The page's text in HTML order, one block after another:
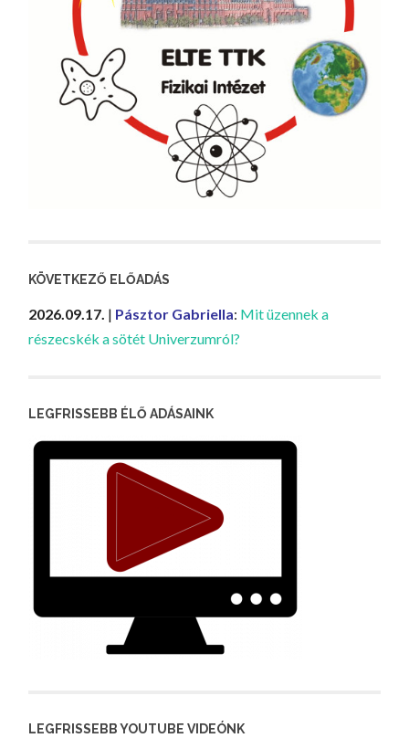
KÖVETKEZŐ ELŐADÁS
2026.09.17. | Pásztor Gabriella: Mit üzennek a
részecskék a sötét Univerzumról?
LEGFRISSEBB ÉLŐ ADÁSAINK
LEGFRISSEBB YOUTUBE VIDEÓNK